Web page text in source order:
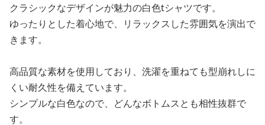
クラシックなデザインが魅力の白色tシャツです。
ゆったりとした着心地で、リラックスした雰囲気を演出で
きます。
高品質な素材を使用しており、洗濯を重ねても型崩れしに
くい耐久性を備えています。
シンプルな白色なので、どんなボトムスとも相性抜群で
す。